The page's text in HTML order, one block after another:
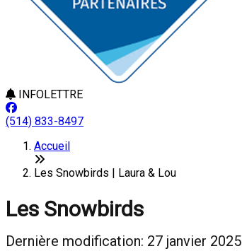
INFOLETTRE
(514) 833-8497
Accueil
Les Snowbirds | Laura & Lou
Les Snowbirds
Dernière modification: 27 janvier 2025